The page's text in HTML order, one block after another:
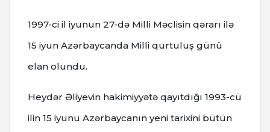
1997-ci il iyunun 27-də Milli Məclisin qərarı ilə
15 iyun Azərbaycanda Milli qurtuluş günü
elan olundu.
Heydər Əliyevin hakimiyyətə qayıtdığı 1993-cü
ilin 15 iyunu Azərbaycanın yeni tarixini bütün